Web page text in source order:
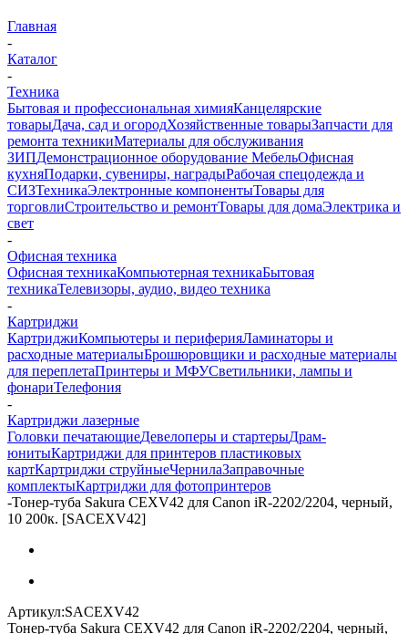
Главная
-
Каталог
-
Техника
Бытовая и профессиональная химияКанцелярские
товарыДача, сад и огородХозяйственные товарыЗапчасти для
ремонта техникиМатериалы для обслуживания
ЗИПДемонстрационное оборудование МебельОфисная
кухняПодарки, сувениры, наградыРабочая спецодежда и
СИЗТехникаЭлектронные компонентыТовары для
торговлиСтроительство и ремонтТовары для домаЭлектрика и
свет
-
Офисная техника
Офисная техникаКомпьютерная техникаБытовая
техникаТелевизоры, аудио, видео техника
-
Картриджи
КартриджиКомпьютеры и периферияЛаминаторы и
расходные материалыБрошюровщики и расходные материалы
для переплетаПринтеры и МФУСветильники, лампы и
фонариТелефония
-
Картриджи лазерные
Головки печатающиеДевелоперы и стартерыДрам-
юнитыКартриджи для принтеров пластиковых
картКартриджи струйныеЧернилаЗаправочные
комплектыКартриджи для фотопринтеров
-Тонер-туба Sakura CEXV42 для Canon iR-2202/2204, черный,
10 200к. [SACEXV42]
Артикул:SACEXV42
Тонер-туба Sakura CEXV42 для Canon iR-2202/2204, черный,